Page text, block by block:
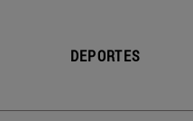
DEPORTES